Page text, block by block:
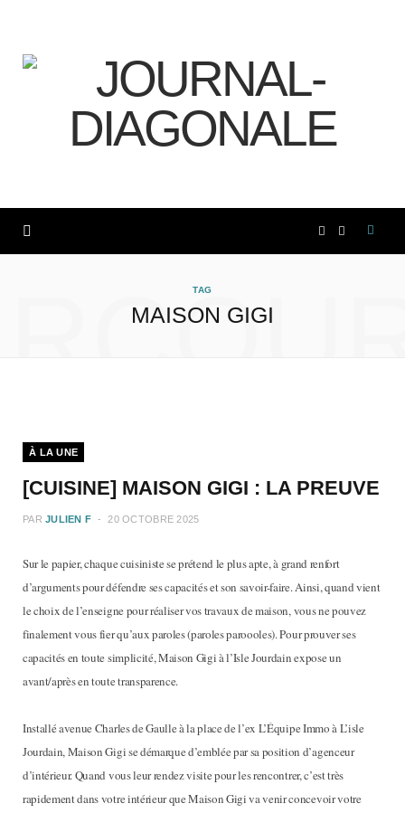
F I
TAG
MAISON GIGI
À LA UNE
[CUISINE] MAISON GIGI : LA PREUVE
PAR JULIEN F 20 OCTOBRE 2025
Sur le papier, chaque cuisiniste se prétend le plus apte, à grand renfort
d’arguments pour défendre ses capacités et son savoir-faire. Ainsi, quand vient
le choix de l’enseigne pour réaliser vos travaux de maison, vous ne pouvez
finalement vous fier qu’aux paroles (paroles paroooles). Pour prouver ses
capacités en toute simplicité, Maison Gigi à l’Isle Jourdain expose un
avant/après en toute transparence.
Installé avenue Charles de Gaulle à la place de l’ex L’Équipe Immo à L’isle
Jourdain, Maison Gigi se démarque d’emblée par sa position d’agenceur
d’intérieur. Quand vous leur rendez visite pour les rencontrer, c’est très
rapidement dans votre intérieur que Maison Gigi va venir concevoir votre